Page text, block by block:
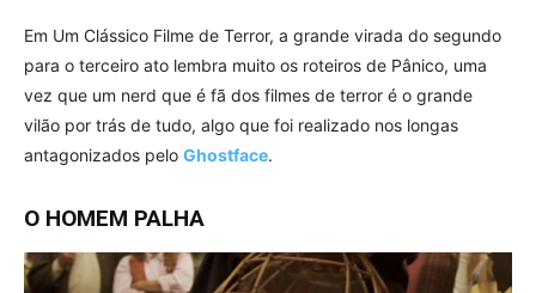
Em Um Clássico Filme de Terror, a grande virada do segundo
para o terceiro ato lembra muito os roteiros de Pânico, uma
vez que um nerd que é fã dos filmes de terror é o grande
vilão por trás de tudo, algo que foi realizado nos longas
antagonizados pelo Ghostface.
O HOMEM PALHA